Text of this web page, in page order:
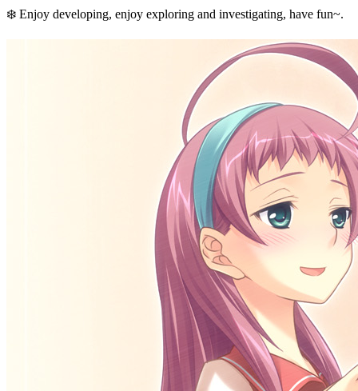
❄️ Enjoy developing, enjoy exploring and investigating, have fun~.